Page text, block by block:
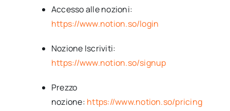
Accesso alle nozioni:
https://www.notion.so/login
Nozione Iscriviti:
https://www.notion.so/signup
Prezzo
nozione: https://www.notion.so/pricing